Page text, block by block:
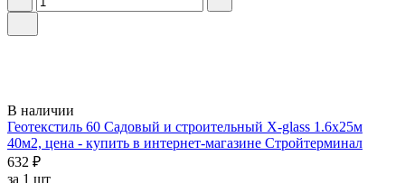
В наличии
Геотекстиль 60 Садовый и строительный X-glass 1.6х25м
40м2, цена - купить в интернет-магазине Стройтерминал
632 ₽
за 1 шт